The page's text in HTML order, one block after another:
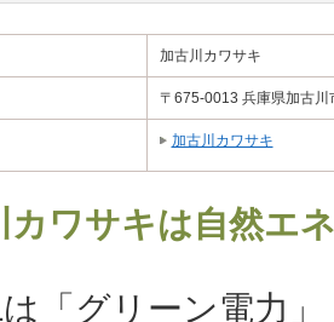
加古川カワサキ
〒675-0013 兵庫県加古
加古川カワサキ
カワサキは自然エ
「グリーン電力